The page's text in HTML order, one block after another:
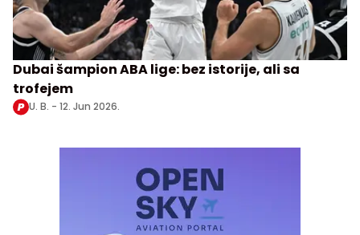
Dubai šampion ABA lige: bez istorije, ali sa
trofejem
U. B. - 12. Jun 2026.